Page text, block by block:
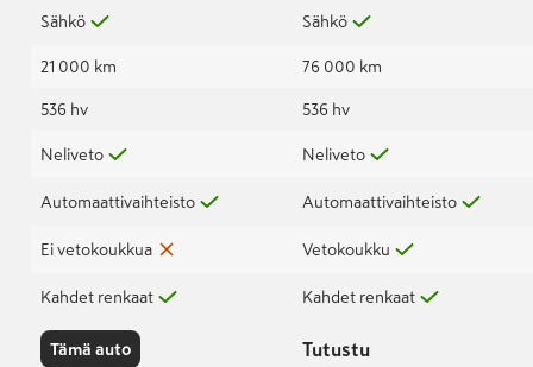
Sähkö
21 000 km
536 hv
Neliveto
Automaattivaihteisto
Ei vetokoukkua
Kahdet renkaat
Tämä auto
Sähkö
76 000 km
536 hv
Neliveto
Automaattivaihteisto
Vetokoukku
Kahdet renkaat
Tutustu